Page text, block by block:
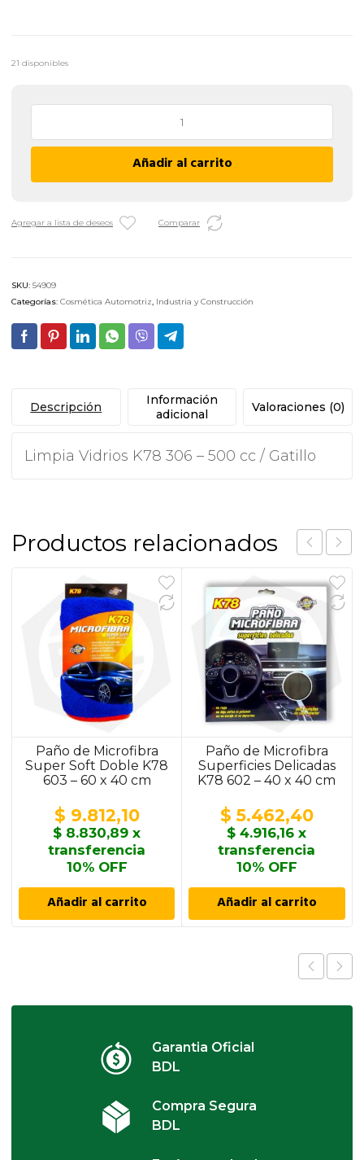
21 disponibles
K78
-
cc
Añadir al carrito
Agregar a lista de deseos Comparar
SKU: 54909
Categorías: Cosmética Automotriz, Industria y Construcción
Descripción
Información
adicional
Valoraciones (0)
Limpia Vidrios K78 306 – 500 cc / Gatillo
Productos relacionados
Paño de Microfibra
Super Soft Doble K78
603 – 60 x 40 cm
$ 9.812,10
$ 8.830,89 x
transferencia
10% OFF
Añadir al carrito
Paño de Microfibra
Superficies Delicadas
K78 602 – 40 x 40 cm
$ 5.462,40
$ 4.916,16 x
transferencia
10% OFF
Añadir al carrito
Garantia Oficial
BDL
Compra Segura
BDL